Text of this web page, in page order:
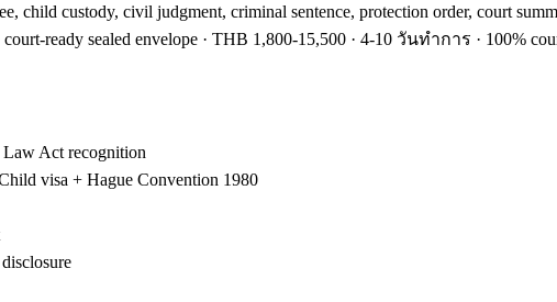
custody, civil judgment, criminal sentence, protection order, court
ready sealed envelope · THB 1,800-15,500 · 4-10 วันทำการ · 100%
Act recognition
visa + Hague Convention 1980